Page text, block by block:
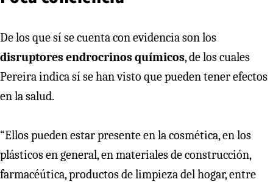
De los que sí se cuenta con evidencia son los
disruptores endrocrinos químicos, de los cuales
Pereira indica sí se han visto que pueden tener efectos
en la salud.
“Ellos pueden estar presente en la cosmética, en los
plásticos en general, en materiales de construcción,
farmacéútica, productos de limpieza del hogar, entre